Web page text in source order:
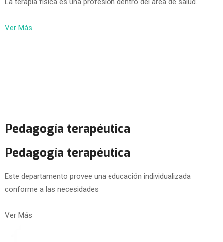
La terapia física es una profesión dentro del área de salud.
Ver Más
Pedagogía terapéutica
Pedagogía terapéutica
Este departamento provee una educación individualizada
conforme a las necesidades
Ver Más